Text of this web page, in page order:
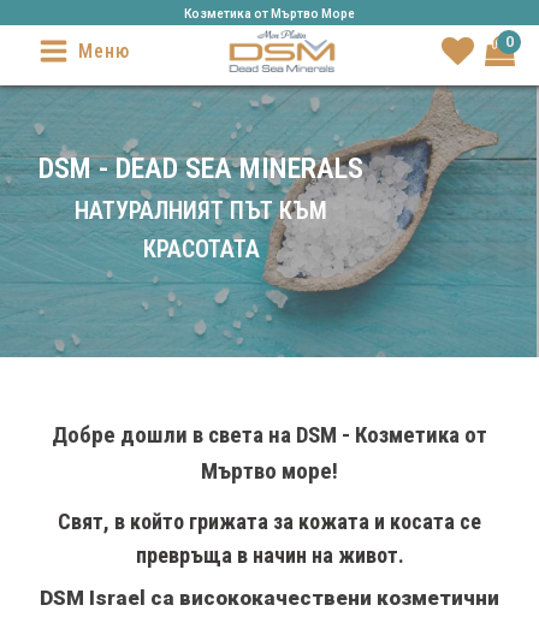
Козметика от Mъртво Море
Меню 0
DSM - DEAD SEA MINERALS
НАТУРАЛНИЯТ ПЪТ КЪМ
КРАСОТАТА
Добре дошли в света на DSM - Козметика от
Мъртво море!
Свят, в който грижата за кожата и косата се
превръща в начин на живот.
DSM Israel са висококачествени козметични